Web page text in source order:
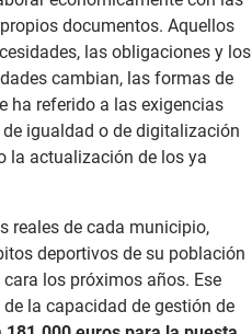
documentos. Aquellos
las obligaciones y los
cambian, las formas de
ha referido a las exigencias
igualdad o de digitalización
la actualización de los ya
reales de cada municipio,
deportivos de su población
los próximos años. Ese
la capacidad de gestión de